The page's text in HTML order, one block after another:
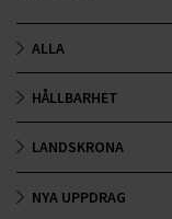
ALLA
HÅLLBARHET
LANDSKRONA
NYA UPPDRAG